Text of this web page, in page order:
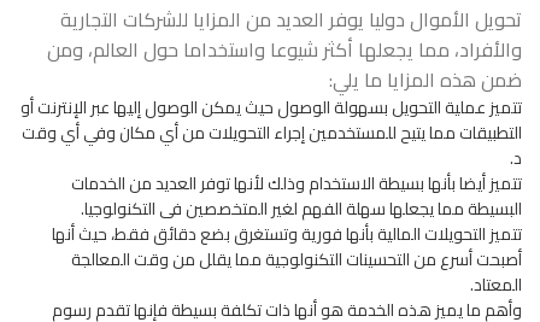
تحويل الأموال دوليا يوفر العديد من المزايا للشركات التجارية
والأفراد، مما يجعلها أكثر شيوعا واستخداما حول العالم، ومن
ضمن هذه المزايا ما يلي:
تتميز عملية التحويل بسهولة الوصول حيث يمكن الوصول إليها عبر الإنترنت أو
التطبيقات مما يتيح للمستخدمين إجراء التحويلات من أي مكان وفي أي وقت
د.
تتميز أيضا بأنها بسيطة الاستخدام وذلك لأنها توفر العديد من الخدمات
البسيطة مما يجعلها سهلة الفهم لغير المتخصصين فى التكنولوجيا.
تتميز التحويلات المالية بأنها فورية وتستغرق بضع دقائق فقط، حيث أنها
أصبحت أسرع من التحسينات التكنولوجية مما يقلل من وقت المعالجة
المعتاد.
وأهم ما يميز هذه الخدمة هو أنها ذات تكلفة بسيطة فإنها تقدم رسوم